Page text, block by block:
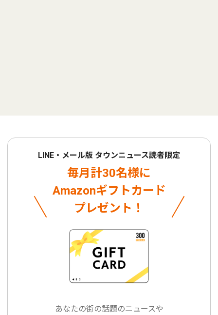
LINE・メール版 タウンニュース読者限定
毎月計30名様に
Amazonギフトカード
プレゼント！
あなたの街の話題のニュースや